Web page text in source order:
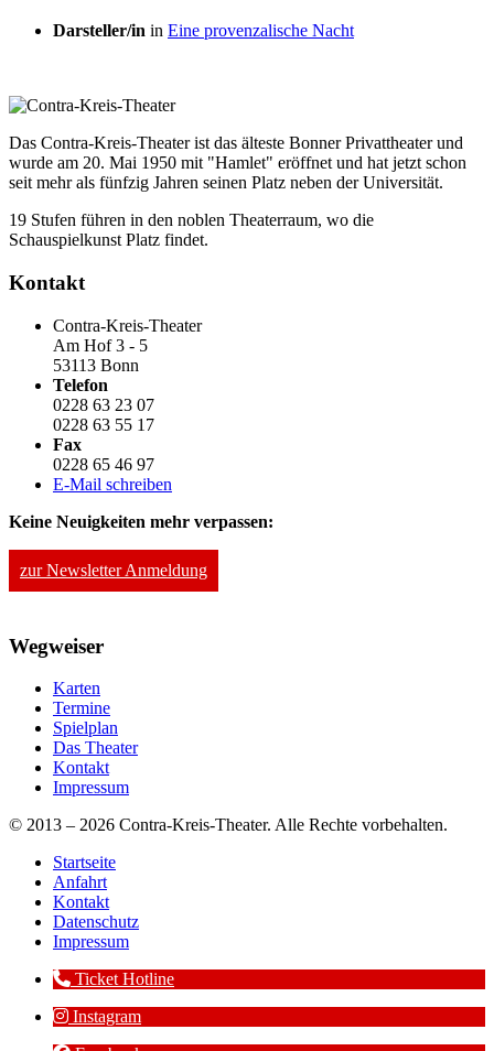
Darsteller/in in Eine provenzalische Nacht
Das Contra-Kreis-Theater ist das älteste Bonner Privattheater und
wurde am 20. Mai 1950 mit "Hamlet" eröffnet und hat jetzt schon
seit mehr als fünfzig Jahren seinen Platz neben der Universität.
19 Stufen führen in den noblen Theaterraum, wo die
Schauspielkunst Platz findet.
Kontakt
Contra-Kreis-Theater
Am Hof 3 - 5
53113 Bonn
Telefon
0228 63 23 07
0228 63 55 17
Fax
0228 65 46 97
E-Mail schreiben
Keine Neuigkeiten mehr verpassen:
zur Newsletter Anmeldung
Wegweiser
Karten
Termine
Spielplan
Das Theater
Kontakt
Impressum
© 2013 – 2026 Contra-Kreis-Theater. Alle Rechte vorbehalten.
Startseite
Anfahrt
Kontakt
Datenschutz
Impressum
Ticket Hotline
Instagram